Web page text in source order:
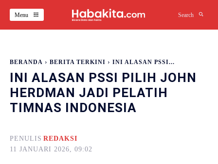
Menu Search
BERANDA BERITA TERKINI INI ALASAN PSSI...
INI ALASAN PSSI PILIH JOHN
HERDMAN JADI PELATIH
TIMNAS INDONESIA
PENULIS REDAKSI
11 JANUARI 2026, 09:02